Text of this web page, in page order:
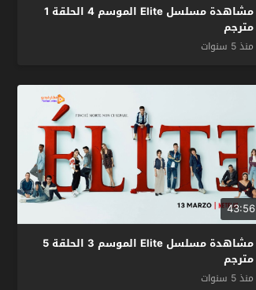
مشاهدة مسلسل Elite الموسم 4 الحلقة 1
مترجم
منذ 5 سنوات
43:56
مشاهدة مسلسل Elite الموسم 3 الحلقة 5
مترجم
منذ 5 سنوات